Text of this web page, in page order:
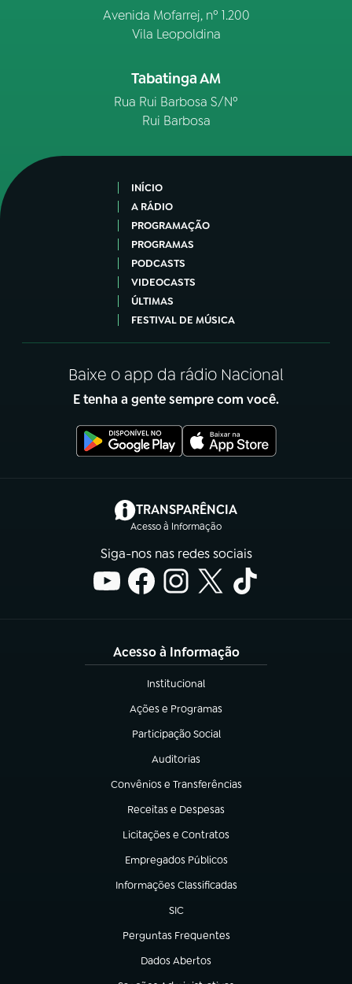
Avenida Mofarrej, nº 1.200
Vila Leopoldina
Tabatinga AM
Rua Rui Barbosa S/Nº
Rui Barbosa
INÍCIO
A RÁDIO
PROGRAMAÇÃO
PROGRAMAS
PODCASTS
VIDEOCASTS
ÚLTIMAS
FESTIVAL DE MÚSICA
Baixe o app da rádio Nacional
E tenha a gente sempre com você.
TRANSPARÊNCIA
Acesso à Informação
(abre em nova aba)
Siga-nos nas redes sociais
Acesso à Informação
Institucional
(abre em nova aba)
Ações e Programas
(abre em nova aba)
Participação Social
(abre em nova aba)
Auditorias
(abre em nova aba)
Convênios e Transferências
(abre em nova aba)
Receitas e Despesas
(abre em nova aba)
Licitações e Contratos
(abre em nova aba)
Empregados Públicos
(abre em nova aba)
Informações Classificadas
(abre em nova aba)
SIC
(abre em nova aba)
Perguntas Frequentes
(abre em nova aba)
Dados Abertos
(abre em nova aba)